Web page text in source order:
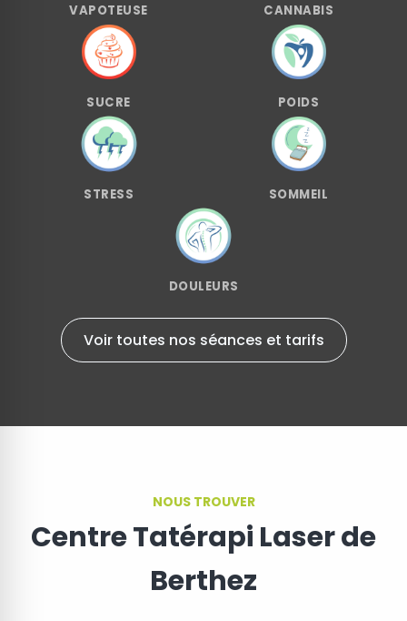
VAPOTEUSE CANNABIS
SUCRE POIDS
STRESS SOMMEIL
DOULEURS
Voir toutes nos séances et tarifs
NOUS TROUVER
Centre Tatérapi Laser de
Berthez